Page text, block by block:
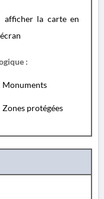
afficher la carte en
:
Monuments
Zones protégées